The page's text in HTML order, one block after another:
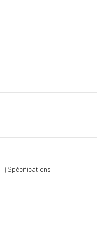
Spécifications